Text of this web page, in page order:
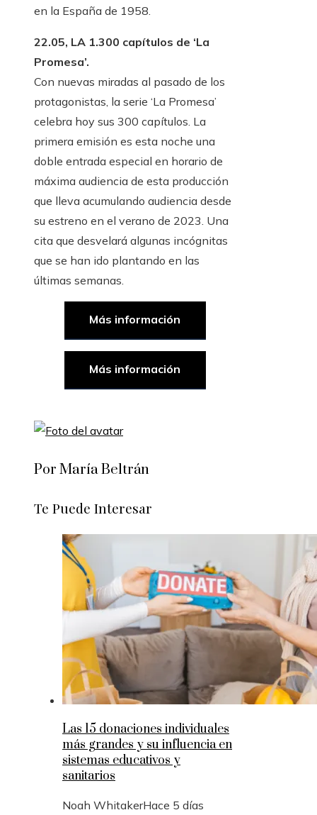
en la España de 1958.
22.05, LA 1.300 capítulos de ‘La
Promesa’.
Con nuevas miradas al pasado de los
protagonistas, la serie ‘La Promesa’
celebra hoy sus 300 capítulos. La
primera emisión es esta noche una
doble entrada especial en horario de
máxima audiencia de esta producción
que lleva acumulando audiencia desde
su estreno en el verano de 2023. Una
cita que desvelará algunas incógnitas
que se han ido plantando en las
últimas semanas.
Más información
Más información
Por María Beltrán
Te Puede Interesar
Las 15 donaciones individuales
más grandes y su influencia en
sistemas educativos y
sanitarios
Noah WhitakerHace 5 días